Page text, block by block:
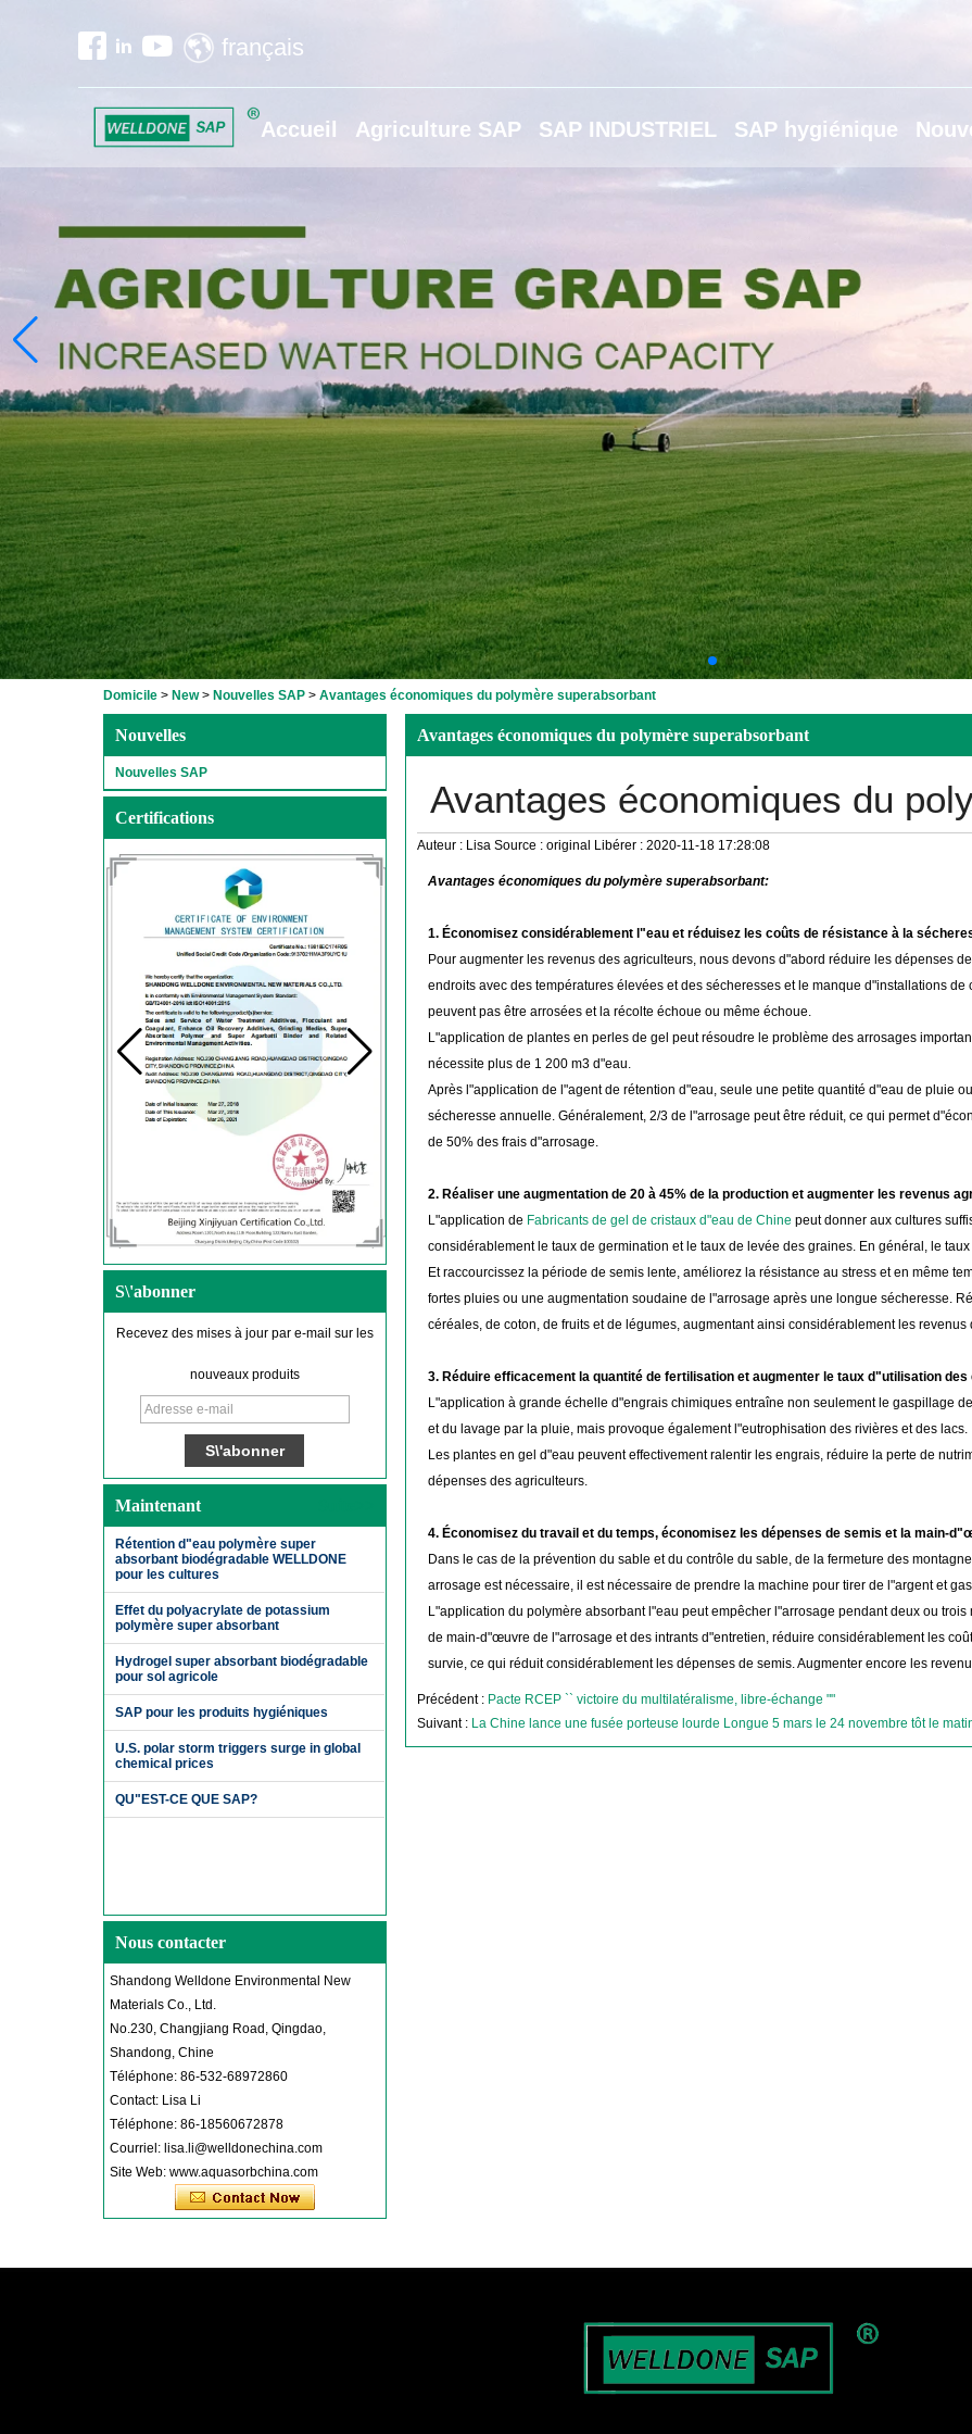
français
Accueil Agriculture SAP SAP INDUSTRIEL SAP hygiénique
Domicile> New> Nouvelles SAP> Avantages économiques du polymère superabsorbant
Nouvelles
Nouvelles SAP
Certifications
S\'abonner
Recevez des mises à jour par e-mail sur les
nouveaux produits
Maintenant
Rétention d"eau polymère super
absorbant biodégradable WELLDONE
pour les cultures
Effet du polyacrylate de potassium
polymère super absorbant
Hydrogel super absorbant biodégradable
pour sol agricole
SAP pour les produits hygiéniques
U.S. polar storm triggers surge in global
chemical prices
QU"EST-CE QUE SAP?
Nous contacter
Shandong Welldone Environmental New
Materials Co., Ltd.
No.230, Changjiang Road, Qingdao,
Shandong, Chine
Téléphone: 86-532-68972860
Contact: Lisa Li
Téléphone: 86-18560672878
Courriel: lisa.li@welldonechina.com
Site Web: www.aquasorbchina.com
Avantages économiques du polymère superabsorbant
Avantages économiques du
Auteur : Lisa Source : original Libérer : 2020-11-18 17:28:08
Avantages économiques du polymère superabsorbant:
1. Économisez considérablement l"eau et réduisez les coûts de résistance à la
Pour augmenter les revenus des agriculteurs, nous devons d"abord réduire les dépenses
endroits avec des températures élevées et des sécheresses et le manque d"installations
peuvent pas être arrosées et la récolte échoue ou même échoue.
L"application de plantes en perles de gel peut résoudre le problème des arrosages
nécessite plus de 1 200 m3 d"eau.
Après l"application de l"agent de rétention d"eau, seule une petite quantité d"eau de pluie
sécheresse annuelle. Généralement, 2/3 de l"arrosage peut être réduit, ce qui permet
de 50% des frais d"arrosage.
2. Réaliser une augmentation de 20 à 45% de la production et augmenter les revenus
L"application de Fabricants de gel de cristaux d"eau de Chine peut donner aux cultures
considérablement le taux de germination et le taux de levée des graines. En général, le
Et raccourcissez la période de semis lente, améliorez la résistance au stress et en même
fortes pluies ou une augmentation soudaine de l"arrosage après une longue sécheresse.
céréales, de coton, de fruits et de légumes, augmentant ainsi considérablement les revenus
3. Réduire efficacement la quantité de fertilisation et augmenter le taux d"utilisation
L"application à grande échelle d"engrais chimiques entraîne non seulement le gaspillage
et du lavage par la pluie, mais provoque également l"eutrophisation des rivières et des lacs.
Les plantes en gel d"eau peuvent effectivement ralentir les engrais, réduire la perte de
dépenses des agriculteurs.
4. Économisez du travail et du temps, économisez les dépenses de semis et la main-
Dans le cas de la prévention du sable et du contrôle du sable, de la fermeture des
arrosage est nécessaire, il est nécessaire de prendre la machine pour tirer de l"argent et
L"application du polymère absorbant l"eau peut empêcher l"arrosage pendant deux ou
de main-d"œuvre de l"arrosage et des intrants d"entretien, réduire considérablement les
survie, ce qui réduit considérablement les dépenses de semis. Augmenter encore les
Précédent : Pacte RCEP `` victoire du multilatéralisme, libre-échange ""
Suivant : La Chine lance une fusée porteuse lourde Longue 5 mars le 24 novembre tôt le